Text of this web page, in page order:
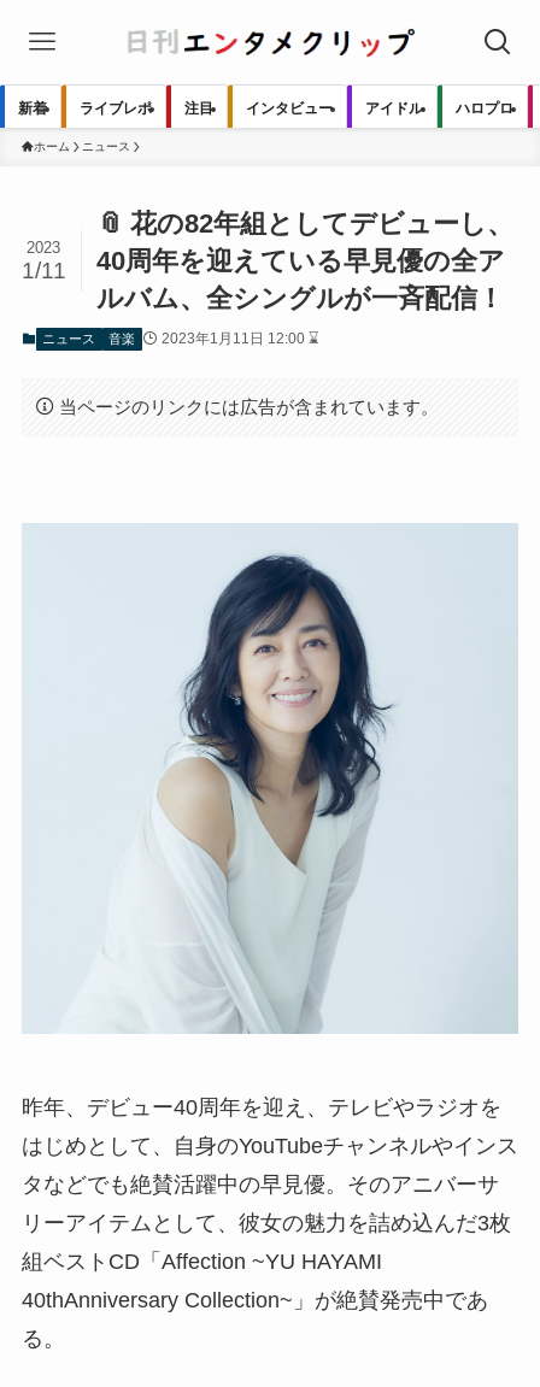
新着 ライブレポ 注目 インタビュー アイドル ハロプロ
ホーム ニュース
📎 花の82年組としてデビューし、
40周年を迎えている早見優の全ア
ルバム、全シングルが一斉配信！
2023
1/11
ニュース 音楽 2023年1月11日 12:00 ⌛
当ページのリンクには広告が含まれています。
昨年、デビュー40周年を迎え、テレビやラジオを
はじめとして、自身のYouTubeチャンネルやインス
タなどでも絶賛活躍中の早見優。そのアニバーサ
リーアイテムとして、彼女の魅力を詰め込んだ3枚
組ベストCD「Affection ~YU HAYAMI
40thAnniversary Collection~」が絶賛発売中であ
る。